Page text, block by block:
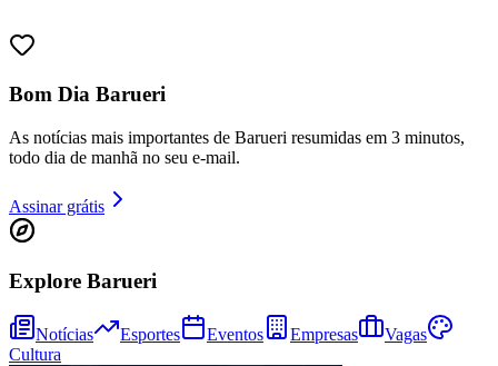
Bom Dia Barueri
As notícias mais importantes de Barueri resumidas em 3 minutos,
todo dia de manhã no seu e-mail.
Assinar grátis
Explore Barueri
Notícias Esportes Eventos Empresas
Vagas
Cultura